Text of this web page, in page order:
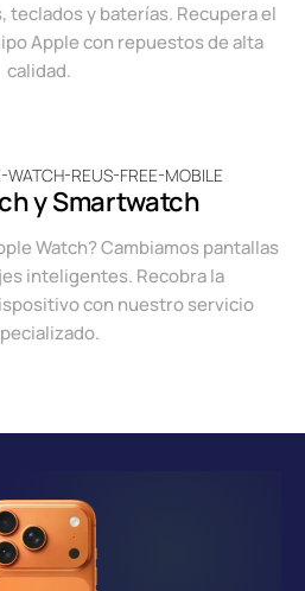
y baterías. Recupera el
Apple con repuestos de alta
calidad.
y Smartwatch
Watch? Cambiamos pantallas
inteligentes. Recobra la
con nuestro servicio